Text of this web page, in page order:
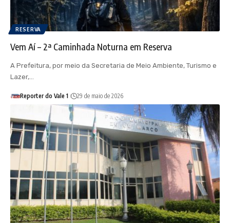
RESERVA
Vem Aí – 2ª Caminhada Noturna em Reserva
A Prefeitura, por meio da Secretaria de Meio Ambiente, Turismo e
Lazer,…
Reporter do Vale 1 29 de maio de 2026